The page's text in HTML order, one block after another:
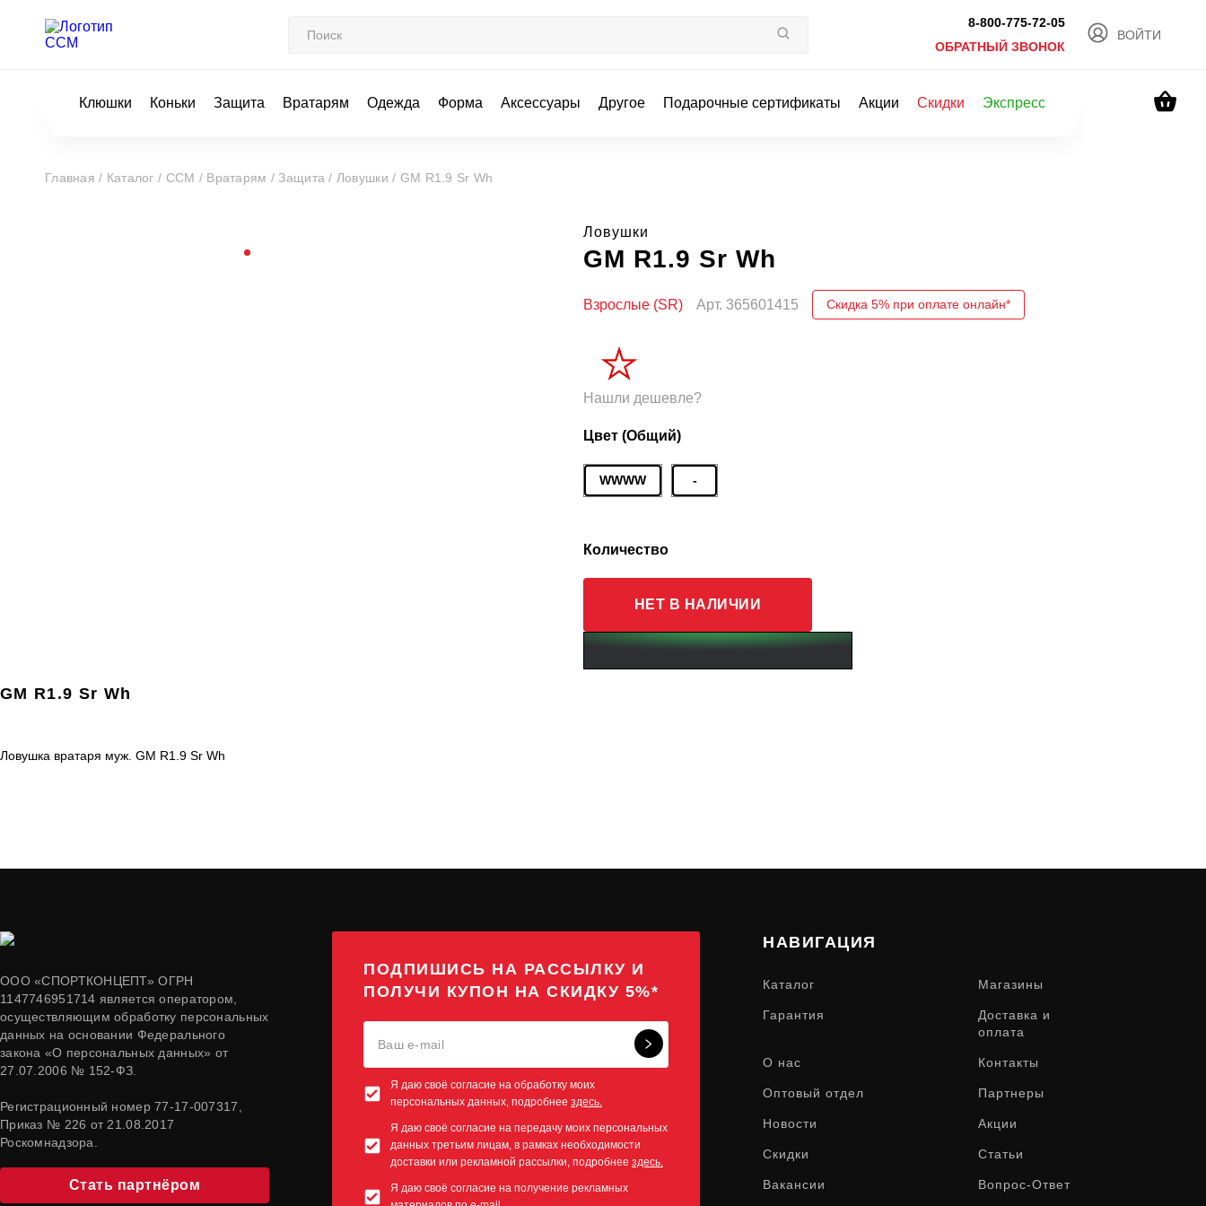
8-800-775-72-05
ОБРАТНЫЙ ЗВОНОК
ВОЙТИ
Клюшки Коньки Защита Вратарям Одежда Форма Аксессуары Другое Подарочные сертификаты Акции Скидки Экспресс
Главная / Каталог / CCM / Вратарям / Защита / Ловушки / GM R1.9 Sr Wh
Ловушки
GM R1.9 Sr Wh
Взрослые (SR) Арт. 365601415 Скидка 5% при оплате онлайн*
Нашли дешевле?
Цвет (Общий)
WWWW -
Количество
НЕТ В НАЛИЧИИ
GM R1.9 Sr Wh
Ловушка вратаря муж. GM R1.9 Sr Wh
ООО «СПОРТКОНЦЕПТ» ОГРН
1147746951714 является оператором,
осуществляющим обработку персональных
данных на основании Федерального
закона «О персональных данных» от
27.07.2006 № 152-ФЗ.
Регистрационный номер 77-17-007317,
Приказ № 226 от 21.08.2017
Роскомнадзора.
Стать партнёром
ПОДПИШИСЬ НА РАССЫЛКУ И
ПОЛУЧИ КУПОН НА СКИДКУ 5%*
Я даю своё согласие на обработку моих
персональных данных, подробнее здесь.
Я даю своё согласие на передачу моих персональных
данных третьим лицам, в рамках необходимости
доставки или рекламной рассылки, подробнее здесь.
Я даю своё согласие на получение рекламных
НАВИГАЦИЯ
Каталог Магазины
Гарантия
Доставка и
оплата
О нас Контакты
Оптовый отдел Партнеры
Новости Акции
Скидки Статьи
Вакансии Вопрос-Ответ